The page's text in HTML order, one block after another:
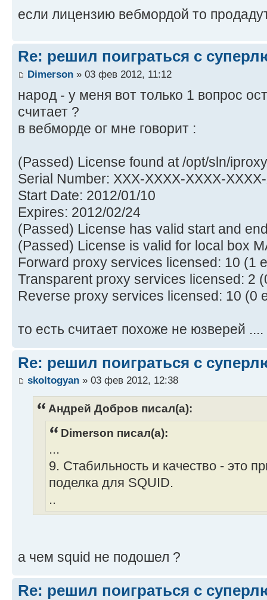
если лицензию вебмордой то
Re: решил поиграться с
Dimerson » 03 фев 2012, 11:12
народ - у меня вот только 1 вопрос
считает ?
в вебморде ог мне говорит :
(Passed) License found at /opt/sln/
Serial Number: XXX-XXXX-XXXX-
Start Date: 2012/01/10
Expires: 2012/02/24
(Passed) License has valid start and
(Passed) License is valid for local box
Forward proxy services licensed: 10 (1
Transparent proxy services licensed: 2
Reverse proxy services licensed: 10 (0
то есть считает похоже не юзверей ....
Re: решил поиграться с
skoltogyan » 03 фев 2012, 12:38
Андрей Добров писал(а):
Dimerson писал(а):
...
9. Стабильность и качество - это
поделка для SQUID.
..
а чем squid не подошел ?
Re: решил поиграться с